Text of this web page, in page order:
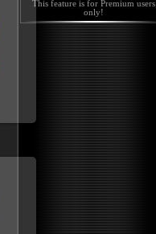
This feature is for Premium users
only!